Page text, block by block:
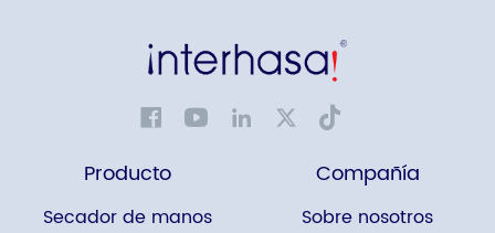
Producto
Secador de manos
Compañía
Sobre nosotros